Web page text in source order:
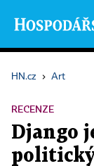
HN.cz › Art
RECENZE
Django